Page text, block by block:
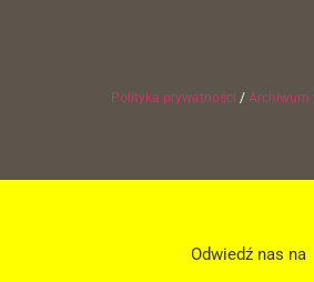
Polityka prywatności / Archiwum
Odwiedź nas na